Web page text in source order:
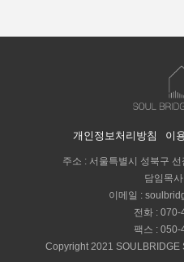
개인정보처리방침 이
주소 : 서울특별시 성북구
담임목
이메일 :
전화 : 070-
팩스 :
Copyright 2021 SOULBRIDGE